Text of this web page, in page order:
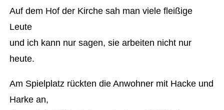
Auf dem Hof der Kirche sah man viele fleißige
Leute
und ich kann nur sagen, sie arbeiten nicht nur
heute.
Am Spielplatz rückten die Anwohner mit Hacke und
Harke an,